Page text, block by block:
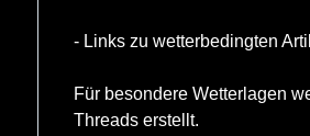
- Links zu wetterbedingten
Für besondere Wetterlagen
Threads erstellt.